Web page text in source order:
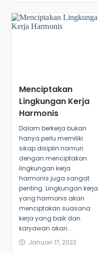
Menciptakan
Lingkungan Kerja
Harmonis
Dalam berkerja bukan
hanya perlu memiliki
sikap disiplin namun
dengan menciptakan
lingkungan kerja
harmonis juga sangat
penting. Lingkungan kerja
yang harmonis akan
menciptakan suasana
kerja yang baik dan
karyawan akan...
Januari 17, 2023